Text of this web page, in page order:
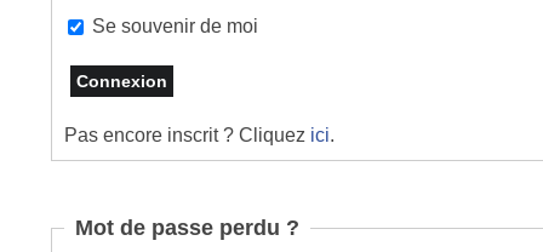
Se souvenir de moi
Pas encore inscrit ? Cliquez ici.
Mot de passe perdu ?